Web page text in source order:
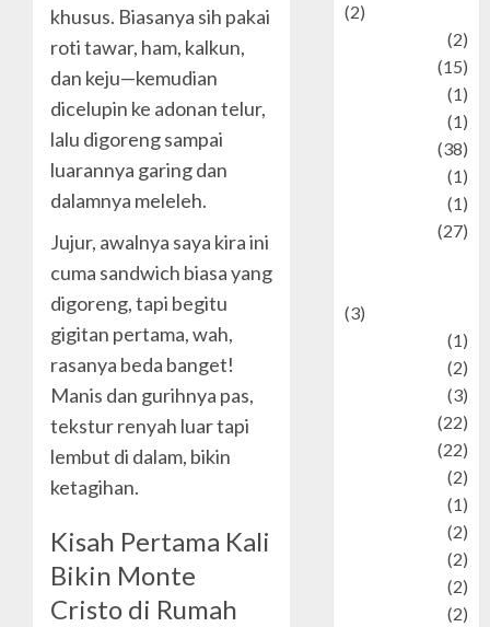
khusus. Biasanya sih pakai
roti tawar, ham, kalkun,
dan keju—kemudian
dicelupin ke adonan telur,
lalu digoreng sampai
luarannya garing dan
dalamnya meleleh.
Jujur, awalnya saya kira ini
cuma sandwich biasa yang
digoreng, tapi begitu
gigitan pertama, wah,
rasanya beda banget!
Manis dan gurihnya pas,
tekstur renyah luar tapi
lembut di dalam, bikin
ketagihan.
Kisah Pertama Kali
Bikin Monte
Cristo di Rumah
(2)
(2)
(15)
(1)
(1)
(38)
(1)
(1)
(27)
(3)
(1)
(2)
(3)
(22)
(22)
(2)
(1)
(2)
(2)
(2)
(2)